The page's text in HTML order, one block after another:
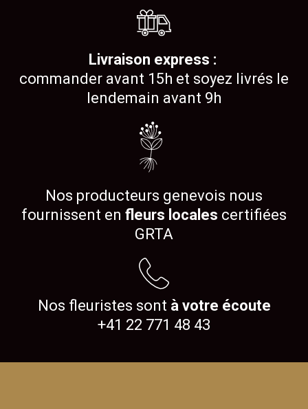
Livraison express :
commander avant 15h et soyez livrés le
lendemain avant 9h
Nos producteurs genevois nous
fournissent en fleurs locales certifiées
GRTA
Nos fleuristes sont à votre écoute
+41 22 771 48 43